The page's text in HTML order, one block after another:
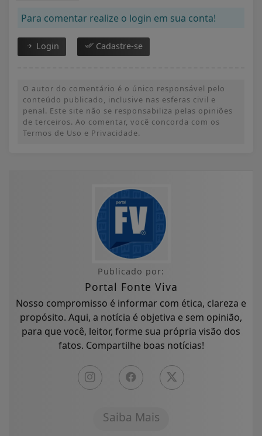
Para comentar realize o login em sua conta!
Login Cadastre-se
O autor do comentário é o único responsável pelo
conteúdo publicado, inclusive nas esferas civil e
penal. Este site não se responsabiliza pelas opiniões
de terceiros. Ao comentar, você concorda com os
Termos de Uso e Privacidade.
Publicado por:
Portal Fonte Viva
Nosso compromisso é informar com ética, clareza e
propósito. Aqui, a notícia é objetiva e sem opinião,
para que você, leitor, forme sua própria visão dos
fatos. Compartilhe boas notícias!
Saiba Mais